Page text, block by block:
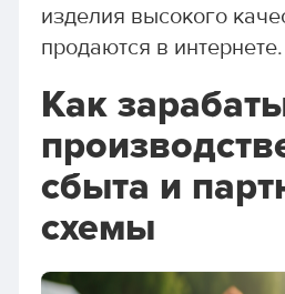
изделия высокого
продаются в интернете.
Как
сбыта и
схемы